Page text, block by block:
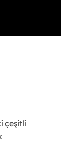
çeşitli